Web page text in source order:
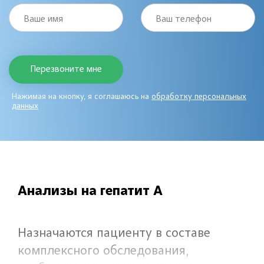
Ваше имя Ваш телефон
Нажимая на кнопку, я соглашаюсь на обработку персональных
данных
Анализы на гепатит А
Назначаются пациенту в составе
комплексного обследования,